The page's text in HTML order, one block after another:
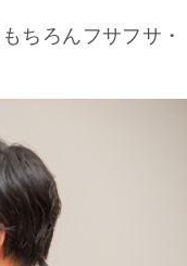
ちろんフサフサ・